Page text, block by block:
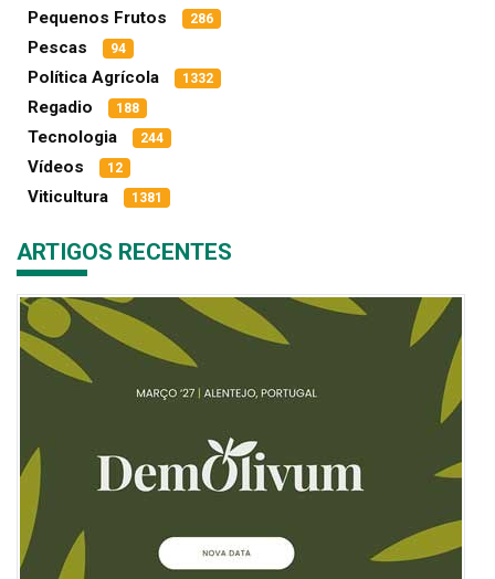
Pequenos Frutos 286
Pescas 94
Política Agrícola 1332
Regadio 188
Tecnologia 244
Vídeos 12
Viticultura 1381
ARTIGOS RECENTES